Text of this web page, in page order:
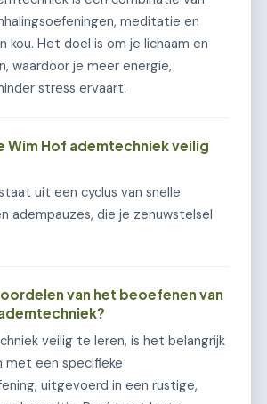
meditatie en
kou. Het doel is om je lichaam en
waardoor je meer energie,
stress ervaart.
Wim Hof ademtechniek veilig
uit een cyclus van snelle
adempauzes, die je zenuwstelsel
van het beoefenen van
veilig te leren, is het belangrijk
met een specifieke
uitgevoerd in een rustige,